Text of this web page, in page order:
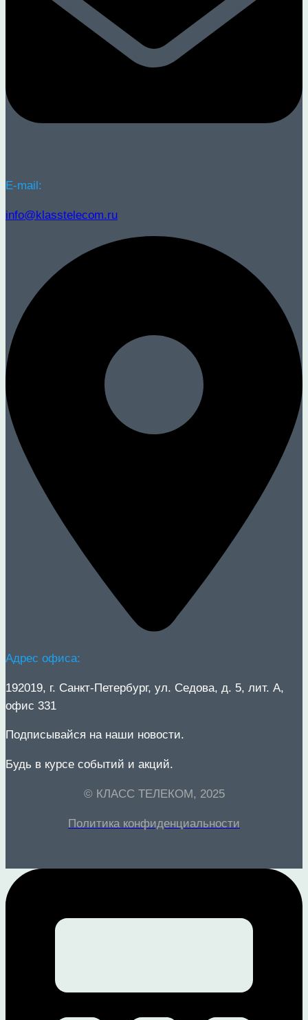
E-mail:
info@klasstelecom.ru
Адрес офиса:
192019, г. Санкт-Петербург, ул. Седова, д. 5, лит. А,
офис 331
Подписывайся на наши новости.
Будь в курсе событий и акций.
© КЛАСС ТЕЛЕКОМ, 2025
Политика конфиденциальности